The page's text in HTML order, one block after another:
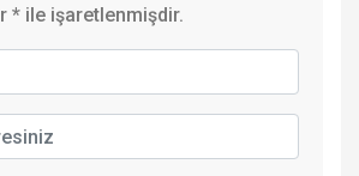
* ile işaretlenmişdir.